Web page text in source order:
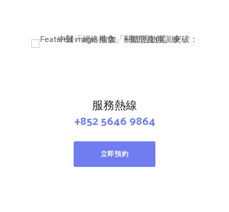
服務熱線
+852 5646 9864
立即預約